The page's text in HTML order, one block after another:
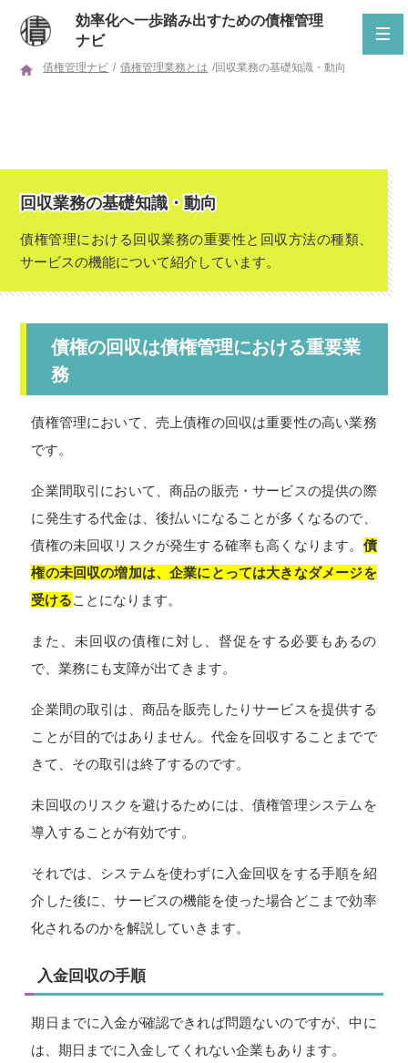
効率化へ一歩踏み出すための債権管理
ナビ
債権管理ナビ / 債権管理業務とは /回収業務の基礎知識・動向
回収業務の基礎知識・動向
債権管理における回収業務の重要性と回収方法の種類、
サービスの機能について紹介しています。
債権の回収は債権管理における重要業
務
債権管理において、売上債権の回収は重要性の高い業務
です。
企業間取引において、商品の販売・サービスの提供の際
に発生する代金は、後払いになることが多くなるので、
債権の未回収リスクが発生する確率も高くなります。 債
権の未回収の増加は、企業にとっては大きなダメージを
受けることになります。
また、未回収の債権に対し、督促をする必要もあるの
で、業務にも支障が出てきます。
企業間の取引は、商品を販売したりサービスを提供する
ことが目的ではありません。代金を回収することまでで
きて、その取引は終了するのです。
未回収のリスクを避けるためには、債権管理システムを
導入することが有効です。
それでは、システムを使わずに入金回収をする手順を紹
介した後に、サービスの機能を使った場合どこまで効率
化されるのかを解説していきます。
入金回収の手順
期日までに入金が確認できれば問題ないのですが、中に
は、期日までに入金してくれない企業もあります。